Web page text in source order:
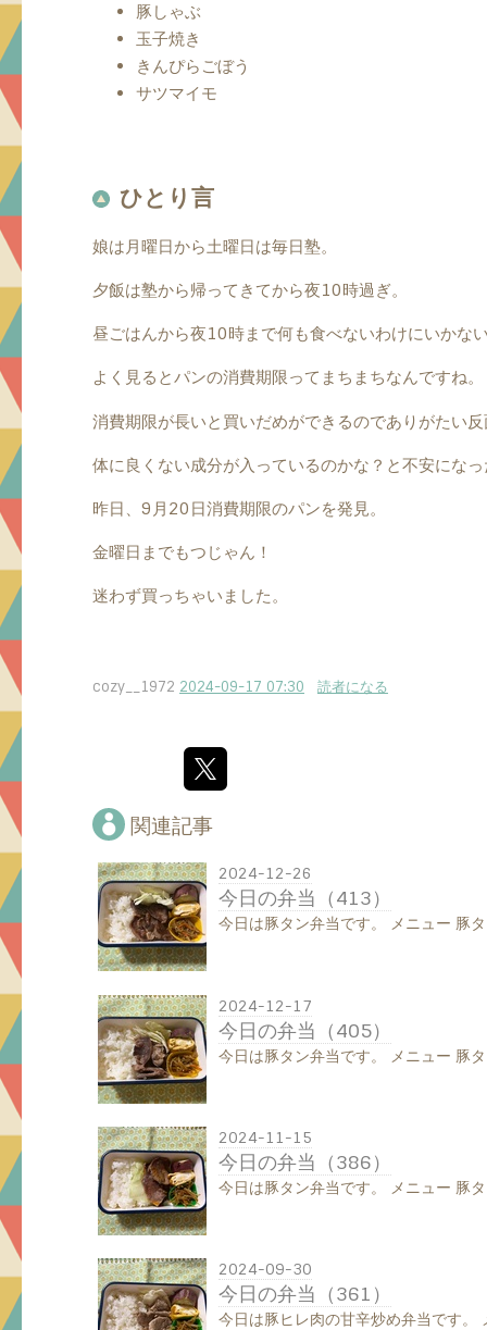
豚しゃぶ
玉子焼き
きんぴらごぼう
サツマイモ
ひとり言
娘は月曜日から土曜日は毎日塾。
夕飯は塾から帰ってきてから夜10時過ぎ。
昼ごはんから夜10時まで何も食べないわけにいかな
よく見るとパンの消費期限ってまちまちなんですね。
消費期限が長いと買いだめができるのでありがたい
体に良くない成分が入っているのかな？と不安にな
昨日、9月 20日消費期限のパンを発見。
金曜日までもつじゃん！
迷わず買っちゃいました。
cozy__1972 2024-09-17 07:30 読者になる
関連記事
2024-12-26
今日の弁当（413）
今日は豚タン弁当です。 メニュー 豚
2024-12-17
今日の弁当（405）
今日は豚タン弁当です。 メニュー 豚
2024-11-15
今日の弁当（386）
今日は豚タン弁当です。 メニュー 豚
2024-09-30
今日の弁当（361）
今日は豚ヒレ肉の甘辛炒め弁当です。